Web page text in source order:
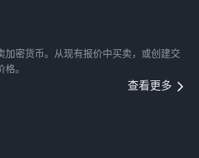
加密货币。从现有报价中买卖，或创建交
。
查看更多